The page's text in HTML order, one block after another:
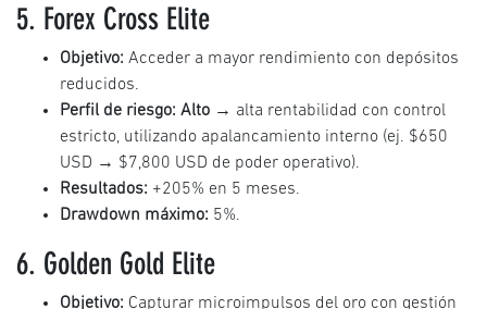
5. Forex Cross Elite
Objetivo: Acceder a mayor rendimiento con depósitos
reducidos.
Perfil de riesgo: Alto → alta rentabilidad con control
estricto, utilizando apalancamiento interno (ej. $650
USD → $7,800 USD de poder operativo).
Resultados: +205% en 5 meses.
Drawdown máximo: 5%.
6. Golden Gold Elite
Objetivo: Capturar microimpulsos del oro con gestión